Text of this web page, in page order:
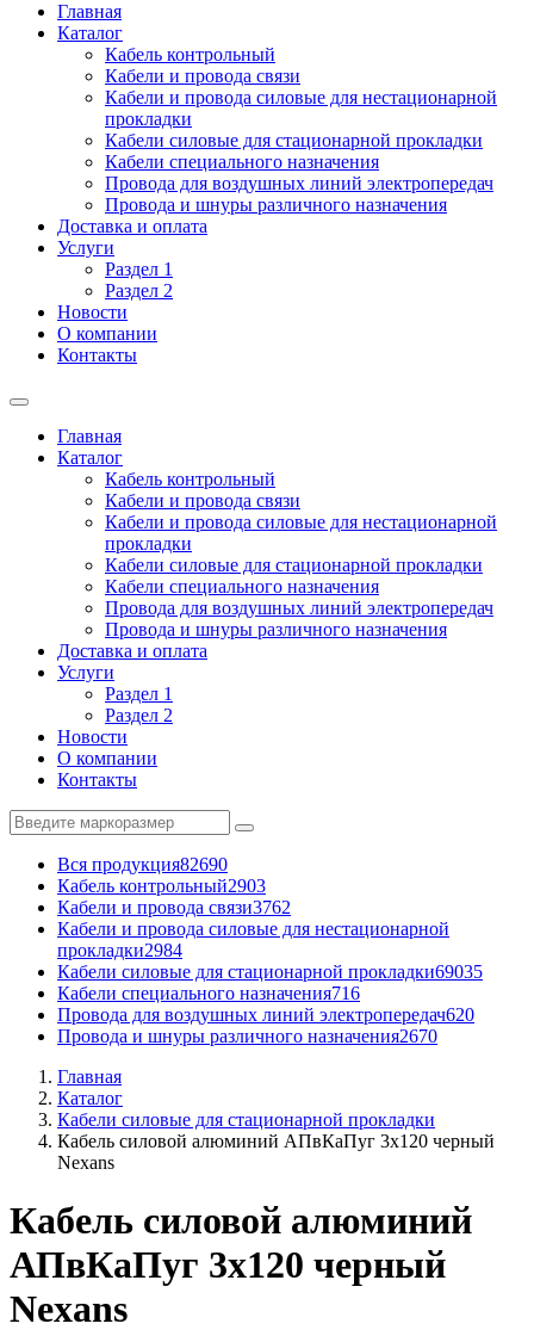
Главная
Каталог
Кабель контрольный
Кабели и провода связи
Кабели и провода силовые для нестационарной
прокладки
Кабели силовые для стационарной прокладки
Кабели специального назначения
Провода для воздушных линий электропередач
Провода и шнуры различного назначения
Доставка и оплата
Услуги
Раздел 1
Раздел 2
Новости
О компании
Контакты
Главная
Каталог
Кабель контрольный
Кабели и провода связи
Кабели и провода силовые для нестационарной
прокладки
Кабели силовые для стационарной прокладки
Кабели специального назначения
Провода для воздушных линий электропередач
Провода и шнуры различного назначения
Доставка и оплата
Услуги
Раздел 1
Раздел 2
Новости
О компании
Контакты
Вся продукция82690
Кабель контрольный2903
Кабели и провода связи3762
Кабели и провода силовые для нестационарной
прокладки2984
Кабели силовые для стационарной прокладки69035
Кабели специального назначения716
Провода для воздушных линий электропередач620
Провода и шнуры различного назначения2670
Главная
Каталог
Кабели силовые для стационарной прокладки
Кабель силовой алюминий АПвКаПуг 3x120 черный
Nexans
Кабель силовой алюминий
АПвКаПуг 3x120 черный
Nexans